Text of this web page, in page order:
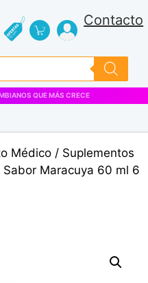
Contacto
Médico / Suplementos
Sabor Maracuya 60 ml 6